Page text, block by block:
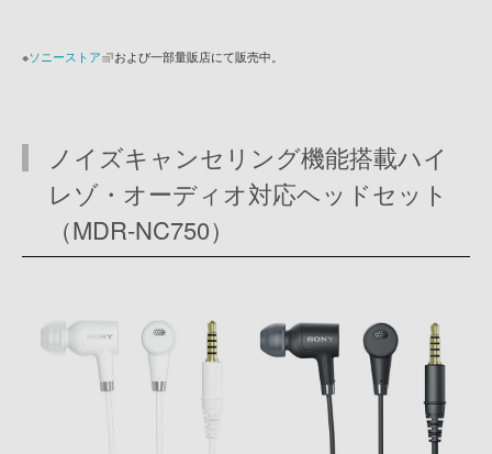
※ソニーストア および一部量販店にて販売中。
ノイズキャンセリング機能搭載ハイ
レゾ・オーディオ対応ヘッドセット
（MDR-NC750）